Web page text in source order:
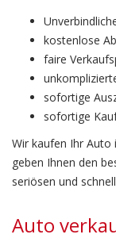
kostenlose
faire
sofortige
sofortige
Wir kaufen Ihr Auto
geben Ihnen den
seriösen und
Auto